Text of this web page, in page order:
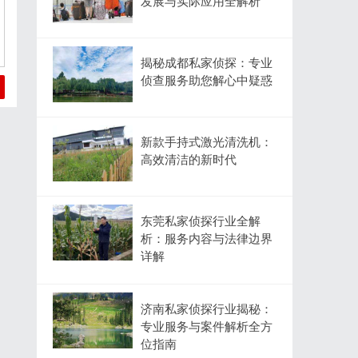
揭秘成都私家侦探：专业
侦查服务助您解心中疑惑
新款手持式激光清洗机：
高效清洁的新时代
东莞私家侦探行业全解
析：服务内容与法律边界
详解
济南私家侦探行业揭秘：
专业服务与案件解析全方
位指南